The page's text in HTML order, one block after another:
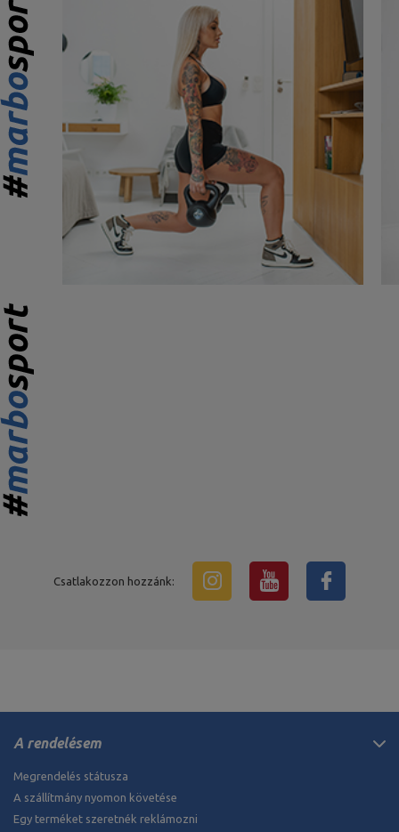
Csatlakozzon hozzánk:
A rendelésem
Megrendelés státusza
A szállítmány nyomon követése
Egy terméket szeretnék reklámozni